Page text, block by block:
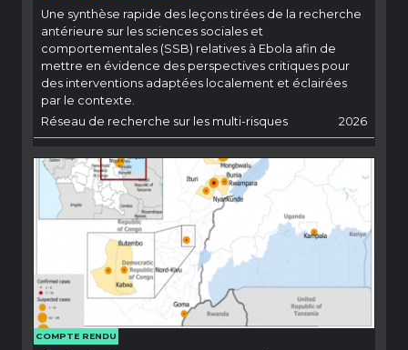
Une synthèse rapide des leçons tirées de la recherche
antérieure sur les sciences sociales et
comportementales (SSB) relatives à Ebola afin de
mettre en évidence des perspectives critiques pour
des interventions adaptées localement et éclairées
par le contexte.
Réseau de recherche sur les multi-risques
2026
COMPTE RENDU